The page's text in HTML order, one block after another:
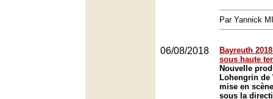
Par Yannick
06/08/2018
Bayreuth
sous haute
Nouvelle
Lohengrin de
mise en
sous la